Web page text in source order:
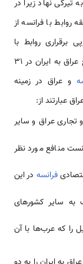
تیرگی نهاد زیرا در
با فرانسه از
برقراری روابط با
بود. تهاجم وسیع عراق به ایران در 31
و عراق در زمینه
عبارتند از:
تجاری عراق و سایر
منافع مورد نظر
فرانسه در این
به سایر کشورهای
را که عرب‌ها با آن